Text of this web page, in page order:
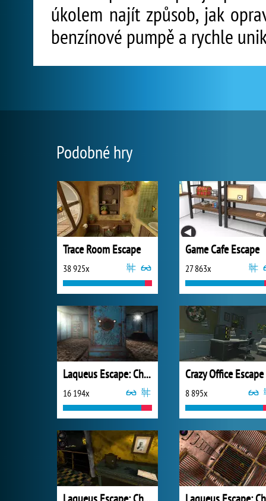
úkolem najít způsob, jak
benzínové pumpě a rychle
Podobné hry
Trace Room Escape
38 925x
Game Cafe Escape
27 863x
Laqueus Escape: Chapter III
16 194x 8 895x